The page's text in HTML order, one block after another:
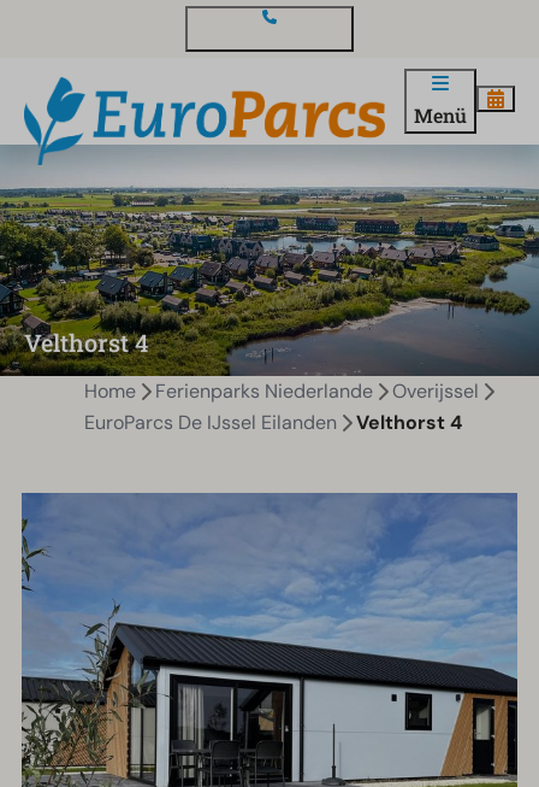
Menü
Velthorst 4
Home Ferienparks Niederlande
Overijssel
EuroParcs De IJssel Eilanden
Velthorst 4